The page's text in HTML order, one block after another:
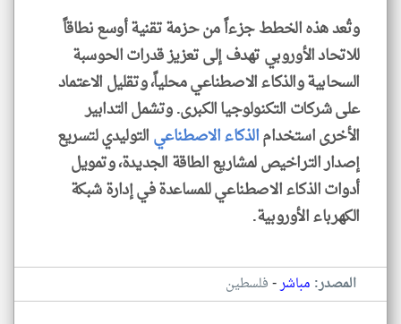
وتُعد هذه الخطط جزءاً من حزمة تقنية أوسع نطاقاً
للاتحاد الأوروبي تهدف إلى تعزيز قدرات الحوسبة
السحابية والذكاء الاصطناعي محلياً، وتقليل الاعتماد
على شركات التكنولوجيا الكبرى. وتشمل التدابير
الأخرى استخدامالذكاء الاصطناعيالتوليدي لتسريع
إصدار التراخيص لمشاريع الطاقة الجديدة، وتمويل
أدوات الذكاء الاصطناعي للمساعدة في إدارة شبكة
الكهرباء الأوروبية.
المصدر: مباشر-فلسطين